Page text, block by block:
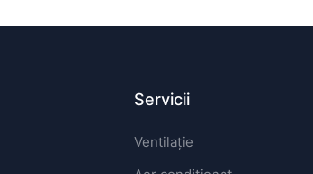
Servicii
Ventilație